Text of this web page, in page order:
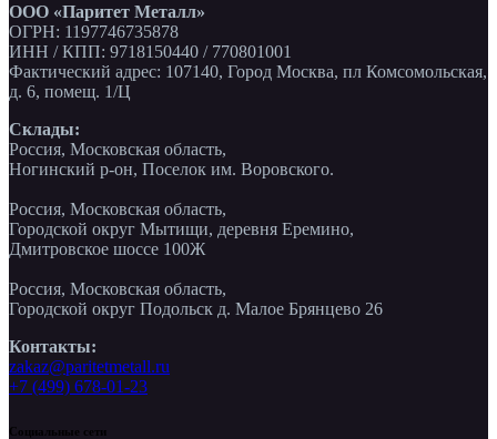
ООО «Паритет Металл»
ОГРН: 1197746735878
ИНН / КПП: 9718150440 / 770801001
Фактический адрес: 107140, Город Москва, пл Комсомольская,
д. 6, помещ. 1/Ц
Склады:
Россия, Московская область,
Ногинский р-он, Поселок им. Воровского.
Россия, Московская область,
Городской округ Мытищи, деревня Еремино,
Дмитровское шоссе 100Ж
Россия, Московская область,
Городской округ Подольск д. Малое Брянцево 26
Контакты:
zakaz@paritetmetall.ru
+7 (499) 678-01-23
Социальные сети